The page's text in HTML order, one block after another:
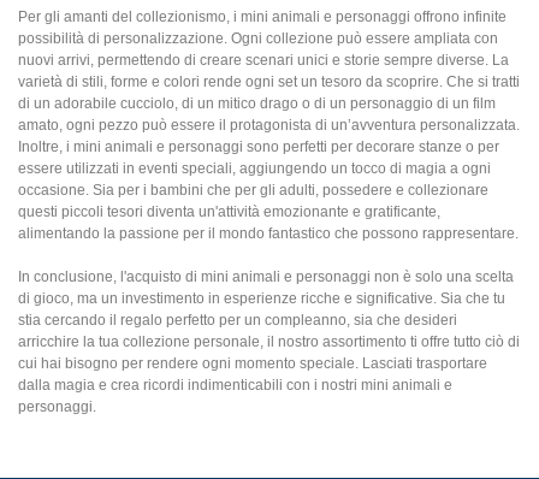
Per gli amanti del collezionismo, i mini animali e personaggi offrono infinite
possibilità di personalizzazione. Ogni collezione può essere ampliata con
nuovi arrivi, permettendo di creare scenari unici e storie sempre diverse. La
varietà di stili, forme e colori rende ogni set un tesoro da scoprire. Che si tratti
di un adorabile cucciolo, di un mitico drago o di un personaggio di un film
amato, ogni pezzo può essere il protagonista di un’avventura personalizzata.
Inoltre, i mini animali e personaggi sono perfetti per decorare stanze o per
essere utilizzati in eventi speciali, aggiungendo un tocco di magia a ogni
occasione. Sia per i bambini che per gli adulti, possedere e collezionare
questi piccoli tesori diventa un'attività emozionante e gratificante,
alimentando la passione per il mondo fantastico che possono rappresentare.
In conclusione, l'acquisto di mini animali e personaggi non è solo una scelta
di gioco, ma un investimento in esperienze ricche e significative. Sia che tu
stia cercando il regalo perfetto per un compleanno, sia che desideri
arricchire la tua collezione personale, il nostro assortimento ti offre tutto ciò di
cui hai bisogno per rendere ogni momento speciale. Lasciati trasportare
dalla magia e crea ricordi indimenticabili con i nostri mini animali e
personaggi.